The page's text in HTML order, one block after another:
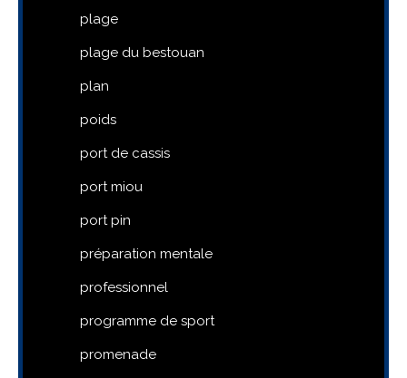
plage
plage du bestouan
plan
poids
port de cassis
port miou
port pin
préparation mentale
professionnel
programme de sport
promenade